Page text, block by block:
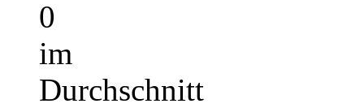
0
im
Durchschnitt